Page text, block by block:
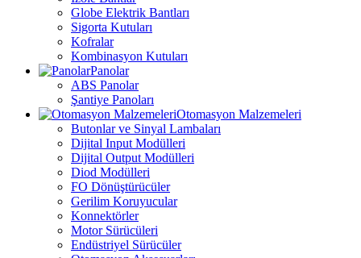
Globe Elektrik Bantları
Sigorta Kutuları
Kofralar
Kombinasyon Kutuları
Panolar
ABS Panolar
Şantiye Panoları
Otomasyon Malzemeleri
Butonlar ve Sinyal Lambaları
Dijital Input Modülleri
Dijital Output Modülleri
Diod Modülleri
FO Dönüştürücüler
Gerilim Koruyucular
Konnektörler
Motor Sürücüleri
Endüstriyel Sürücüler